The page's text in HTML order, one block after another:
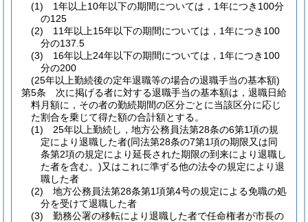
(1)
1年以上10年以下の期間については，1年につき100分
の125
(2)
11年以上15年以下の期間については，1年につき100
分の137.5
(3)
16年以上24年以下の期間については，1年につき100
分の200
(25年以上勤続後の定年退職等の場合の退職手当の基本額)
第5条
次に掲げる者に対する退職手当の基本額は，退職日給
料月額に，その者の勤続期間の区分ごとに当該区分に応じ
た割合を乗じて得た額の合計額とする。
(1)
25年以上勤続し，地方公務員法第28条の6第1項の規
定により退職した者(同法第28条の7第1項の期限又は同
条第2項の規定により延長された期限の到来により退職し
た者を含む。)又はこれに準ずる他の法令の規定により退
職した者
(2)
地方公務員法第28条第1項第4号の規定による免職の処
分を受けて退職した者
(3)
勤務公署の移転により退職した者で任命権者が市長の